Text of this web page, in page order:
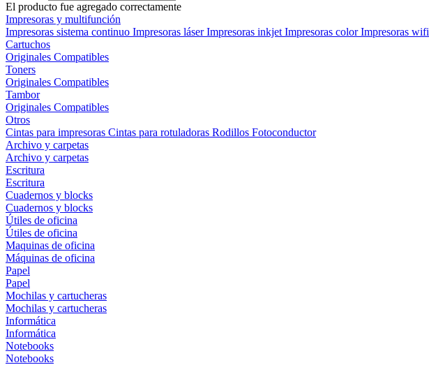
El producto fue agregado correctamente
Impresoras y multifunción
Impresoras sistema continuo Impresoras láserImpresoras inkjet Impresoras colorImpresoras wifi
Cartuchos
Originales Compatibles
Toners
Originales Compatibles
Tambor
Originales Compatibles
Otros
Cintas para impresoras Cintas para rotuladoras Rodillos Fotoconductor
Archivo y carpetas
Archivo y carpetas
Escritura
Escritura
Cuadernos y blocks
Cuadernos y blocks
Útiles de oficina
Útiles de oficina
Maquinas de oficina
Máquinas de oficina
Papel
Papel
Mochilas y cartucheras
Mochilas y cartucheras
Informática
Informática
Notebooks
Notebooks